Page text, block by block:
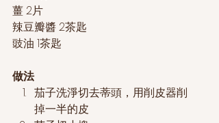
薑 2片
辣豆瓣醬 2茶匙
豉油 1茶匙
做法
茄子洗淨切去蒂頭，用削皮器削
掉一半的皮